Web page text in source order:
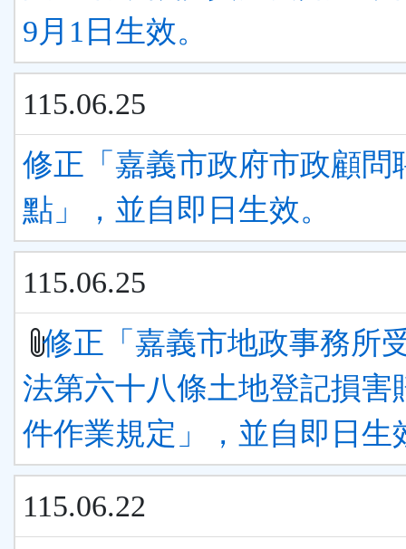
9月1日生效。
115.06.25
修正「嘉義市政府市政顧問
點」，並自即日生效。
115.06.25
修正「嘉義市地政事務所
法第六十八條土地登記損害
件作業規定」，並自即日生
115.06.22